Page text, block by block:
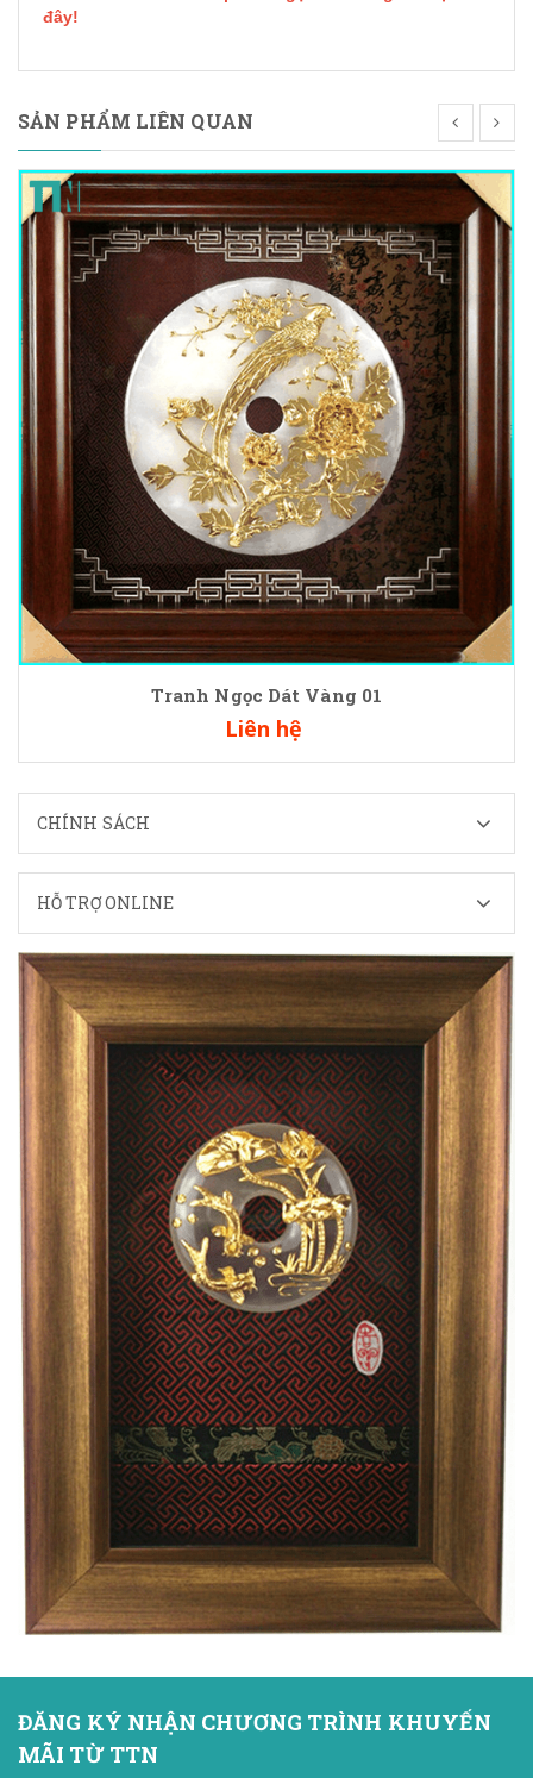
đây!
SẢN PHẨM LIÊN QUAN
Tranh Ngọc Dát Vàng 01
Liên hệ
CHÍNH SÁCH
HỖ TRỢ ONLINE
ĐĂNG KÝ NHẬN CHƯƠNG TRÌNH KHUYẾN
MÃI TỪ TTN